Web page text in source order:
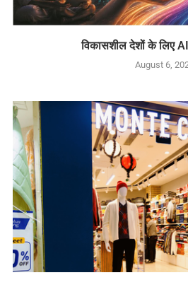
विकासशील देशों के लिए
August 6,